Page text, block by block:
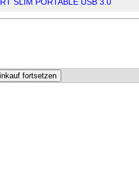
SLIM PORTABLE USB 3.0
fortsetzen